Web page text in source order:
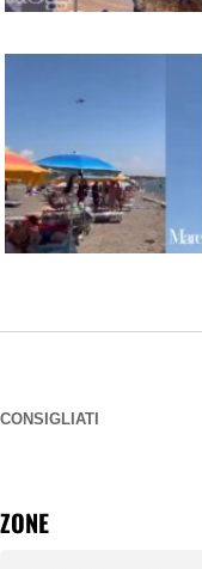
CONSIGLIATI
ZONE